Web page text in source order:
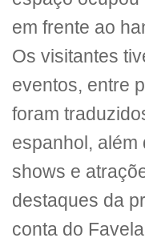
em frente ao
Os visitantes
eventos, entre
foram
espanhol, além
shows e
destaques da
conta do